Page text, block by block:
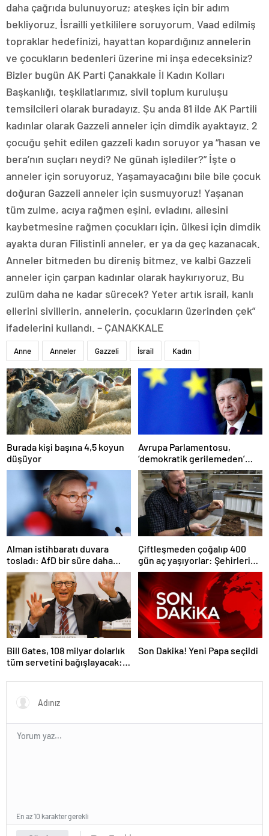
daha çağrıda bulunuyoruz; ateşkes için bir adım
bekliyoruz. İsrailli yetkililere soruyorum. Vaad edilmiş
topraklar hedefinizi, hayattan kopardığınız annelerin
ve çocukların bedenleri üzerine mi inşa edeceksiniz?
Bizler bugün AK Parti Çanakkale İl Kadın Kolları
Başkanlığı, teşkilatlarımız, sivil toplum kuruluşu
temsilcileri olarak buradayız. Şu anda 81 ilde AK Partili
kadınlar olarak Gazzeli anneler için dimdik ayaktayız. 2
çocuğu şehit edilen gazzeli kadın soruyor ya “hasan ve
bera’nın suçları neydi? Ne günah işlediler?” İşte o
anneler için soruyoruz. Yaşamayacağını bile bile çocuk
doğuran Gazzeli anneler için susmuyoruz! Yaşanan
tüm zulme, acıya rağmen eşini, evladını, ailesini
kaybetmesine rağmen çocukları için, ülkesi için dimdik
ayakta duran Filistinli anneler, er ya da geç kazanacak.
Anneler bitmeden bu direniş bitmez. ve kalbi Gazzeli
anneler için çarpan kadınlar olarak haykırıyoruz. Bu
zulüm daha ne kadar sürecek? Yeter artık israil, kanlı
ellerini sivillerin, annelerin, çocukların üzerinden çek”
ifadelerini kullandı. – ÇANAKKALE
Anne Anneler Gazzeli İsrail Kadın
Burada kişi başına 4,5 koyun
düşüyor
Avrupa Parlamentosu,
‘demokratik gerilemeden’
dolayı ‘Türkiye’nin AB üyelik
süreci süresiz dondu’
Alman istihbaratı duvara
tosladı: AfD bir süre daha
‘aşırı sağcı örgüt’ değil
Çiftleşmeden çoğalıp 400
gün aç yaşıyorlar: Şehirleri
ele geçiriyorlar
Bill Gates, 108 milyar dolarlık
tüm servetini bağışlayacak:
Son Dakika! Yeni Papa seçildi
En az 10 karakter gerekli